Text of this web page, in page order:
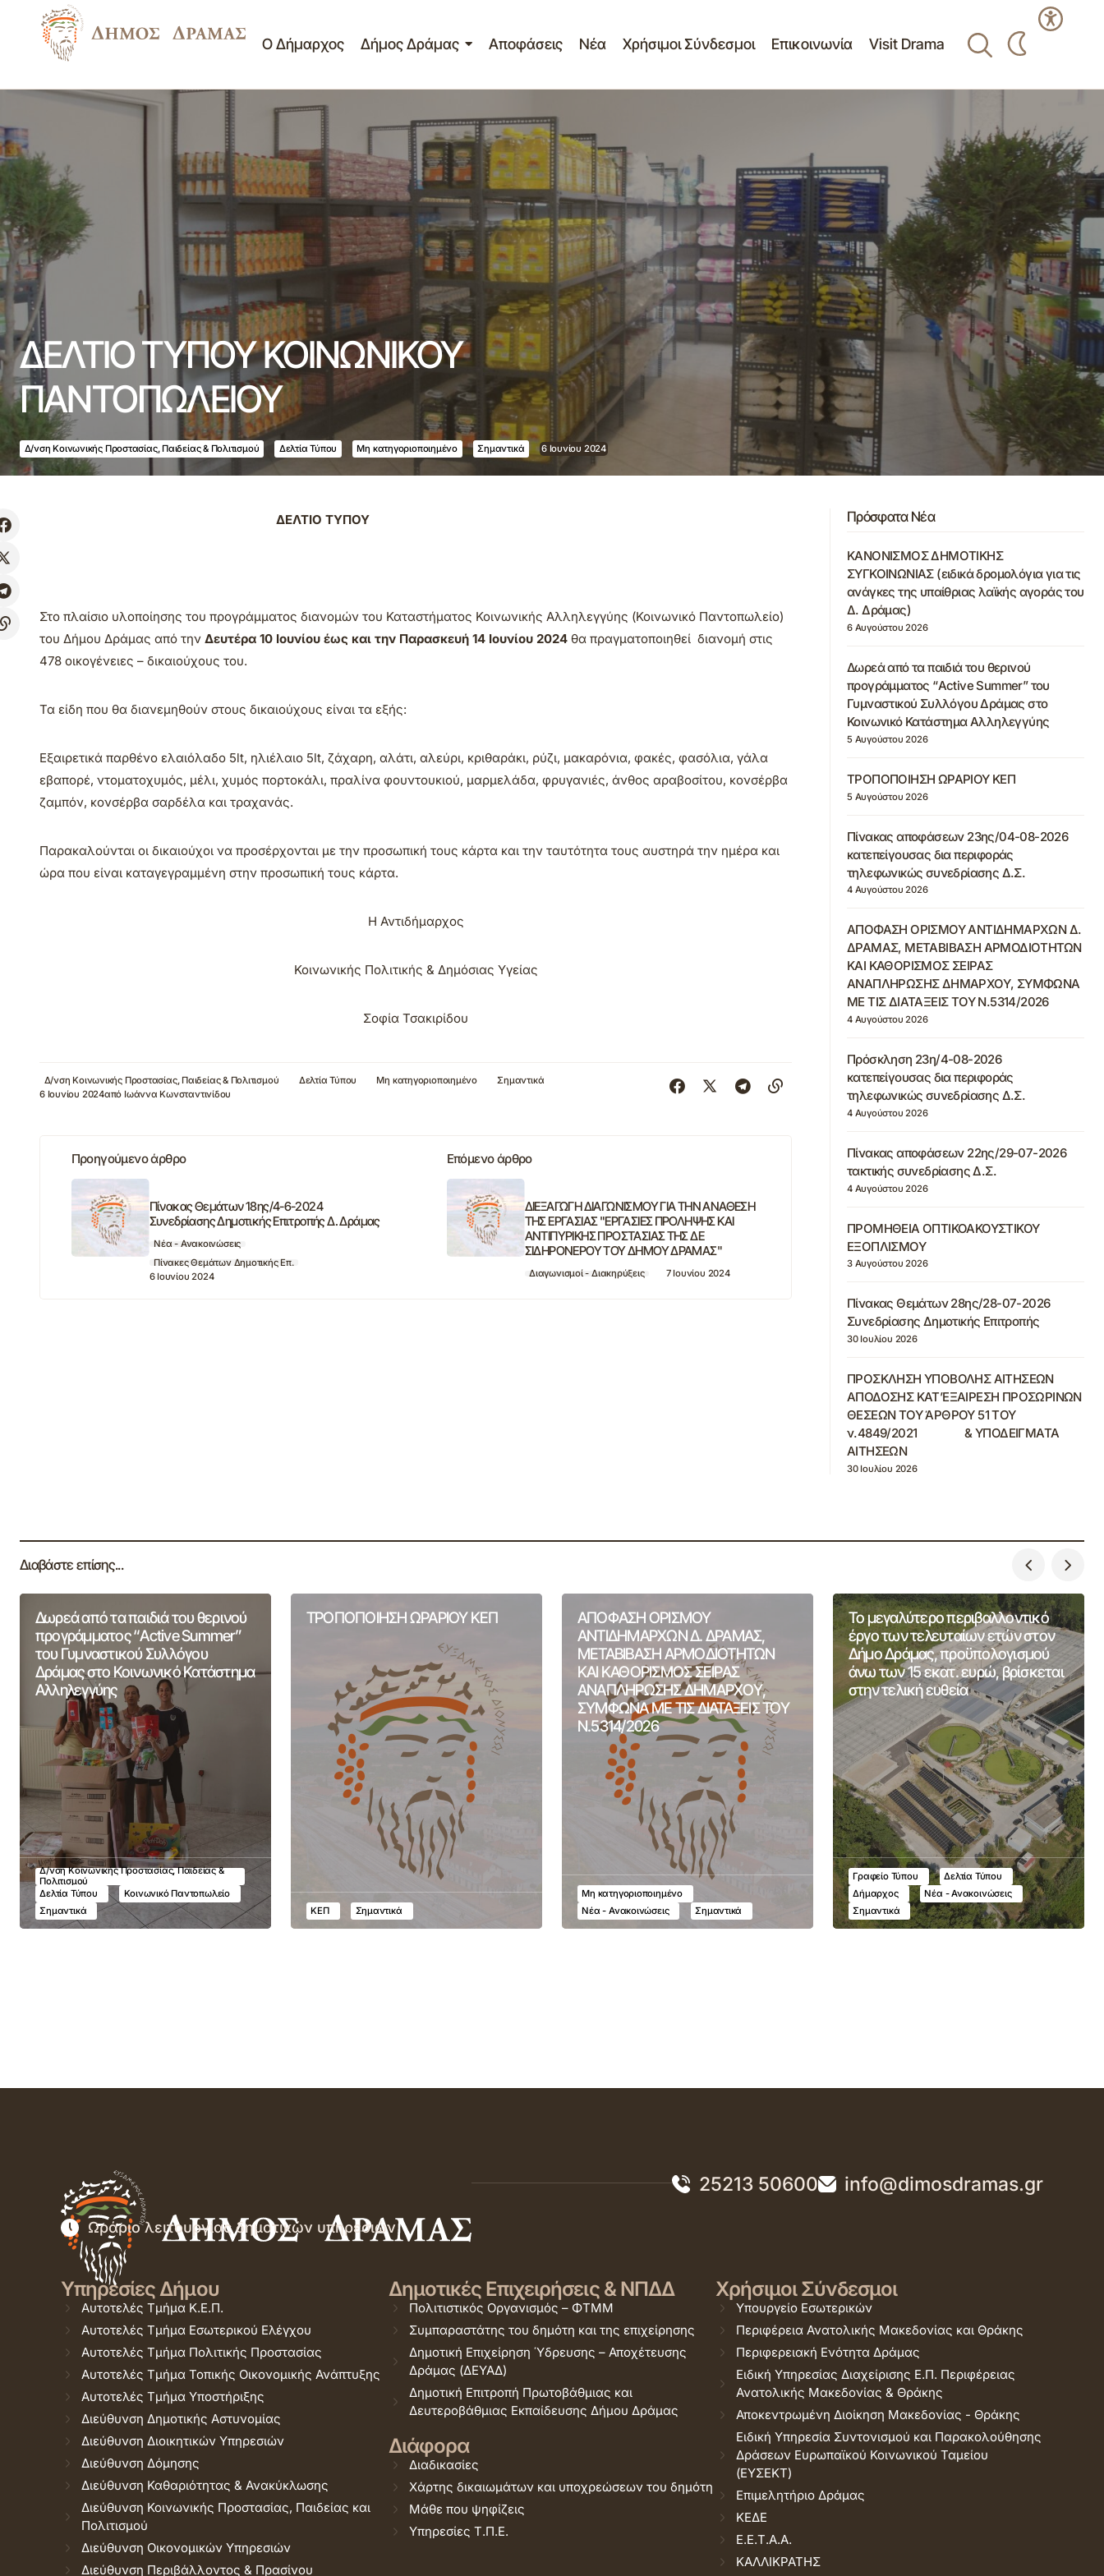
Ο Δήμαρχος Δήμος Δράμας Αποφάσεις Νέα Χρήσιμοι Σύνδεσμοι Επικοινωνία Visit Drama
Δ/νση Κοινωνικής Προστασίας, Παιδείας & Πολιτισμού
Μη κατηγοριοποιημένο
Σημαντικά
ΠΡΟΣΤΑΣΙΑΣ ΤΗΣ ΔΕ ΣΙΔΗΡΟΝΕΡΟΥ ΤΟΥ
ΔΗΜΟΥ ΔΡΑΜΑΣ"
ΔΕΛΤΙΟ ΤΥΠΟΥ ΚΟΙΝΩΝΙΚΟΥ
ΠΑΝΤΟΠΩΛΕΙΟΥ
Δ/νση Κοινωνικής Προστασίας, Παιδείας & Πολιτισμού Δελτία Τύπου Μη κατηγοριοποιημένο Σημαντικά 6 Ιουνίου 2024
ΔΕΛΤΙΟ ΤΥΠΟΥ
Στο πλαίσιο υλοποίησης του προγράμματος διανομών του Καταστήματος Κοινωνικής Αλληλεγγύης (Κοινωνικό Παντοπωλείο)
του Δήμου Δράμας από την Δευτέρα 10 Ιουνίου έως και την Παρασκευή 14 Ιουνίου 2024 θα πραγματοποιηθεί διανομή στις
478 οικογένειες – δικαιούχους του.
Τα είδη που θα διανεμηθούν στους δικαιούχους είναι τα εξής:
Εξαιρετικά παρθένο ελαιόλαδο 5lt, ηλιέλαιο 5lt, ζάχαρη, αλάτι, αλεύρι, κριθαράκι, ρύζι, μακαρόνια, φακές, φασόλια, γάλα
εβαπορέ, ντοματοχυμός, μέλι, χυμός πορτοκάλι, πραλίνα φουντουκιού, μαρμελάδα, φρυγανιές, άνθος αραβοσίτου, κονσέρβα
ζαμπόν, κονσέρβα σαρδέλα και τραχανάς.
Παρακαλούνται οι δικαιούχοι να προσέρχονται με την προσωπική τους κάρτα και την ταυτότητα τους αυστηρά την ημέρα και
ώρα που είναι καταγεγραμμένη στην προσωπική τους κάρτα.
Η Αντιδήμαρχος
Κοινωνικής Πολιτικής & Δημόσιας Υγείας
Σοφία Τσακιρίδου
Δ/νση Κοινωνικής Προστασίας, Παιδείας & Πολιτισμού Δελτία Τύπου Μη κατηγοριοποιημένο
Σημαντικά
6 Ιουνίου 2024από Ιωάννα Κωνσταντινίδου
Προηγούμενο άρθρο
Πίνακας Θεμάτων 18ης/4-6-2024
Συνεδρίασης Δημοτικής Επιτροπής Δ. Δράμας
Νέα - Ανακοινώσεις
Πίνακες Θεμάτων Δημοτικής Επ.
6 Ιουνίου 2024
Επόμενο άρθρο
ΔΙΕΞΑΓΩΓΗ ΔΙΑΓΩΝΙΣΜΟΥ ΓΙΑ ΤΗΝ ΑΝΑΘΕΣΗ
ΤΗΣ ΕΡΓΑΣΙΑΣ "ΕΡΓΑΣΙΕΣ ΠΡΟΛΗΨΗΣ ΚΑΙ
ΑΝΤΙΠΥΡΙΚΗΣ ΠΡΟΣΤΑΣΙΑΣ ΤΗΣ ΔΕ
ΣΙΔΗΡΟΝΕΡΟΥ ΤΟΥ ΔΗΜΟΥ ΔΡΑΜΑΣ"
Διαγωνισμοί - Διακηρύξεις 7 Ιουνίου 2024
Πρόσφατα Νέα
ΚΑΝΟΝΙΣΜΟΣ ΔΗΜΟΤΙΚΗΣ
ΣΥΓΚΟΙΝΩΝΙΑΣ (ειδικά δρομολόγια για τις
ανάγκες της υπαίθριας λαϊκής αγοράς του
Δ. Δράμας)
6 Αυγούστου 2026
Δωρεά από τα παιδιά του θερινού
προγράμματος “Active Summer” του
Γυμναστικού Συλλόγου Δράμας στο
Κοινωνικό Κατάστημα Αλληλεγγύης
5 Αυγούστου 2026
ΤΡΟΠΟΠΟΙΗΣΗ ΩΡΑΡΙΟΥ ΚΕΠ
5 Αυγούστου 2026
Πίνακας αποφάσεων 23ης/04-08-2026
κατεπείγουσας δια περιφοράς
τηλεφωνικώς συνεδρίασης Δ.Σ.
4 Αυγούστου 2026
ΑΠΟΦΑΣΗ ΟΡΙΣΜΟΥ ΑΝΤΙΔΗΜΑΡΧΩΝ Δ.
ΔΡΑΜΑΣ, ΜΕΤΑΒΙΒΑΣΗ ΑΡΜΟΔΙΟΤΗΤΩΝ
ΚΑΙ ΚΑΘΟΡΙΣΜΟΣ ΣΕΙΡΑΣ
ΑΝΑΠΛΗΡΩΣΗΣ ΔΗΜΑΡΧΟΥ, ΣΥΜΦΩΝΑ
ΜΕ ΤΙΣ ΔΙΑΤΑΞΕΙΣ ΤΟΥ Ν.5314/2026
4 Αυγούστου 2026
Πρόσκληση 23η/4-08-2026
κατεπείγουσας δια περιφοράς
τηλεφωνικώς συνεδρίασης Δ.Σ.
4 Αυγούστου 2026
Πίνακας αποφάσεων 22ης/29-07-2026
τακτικής συνεδρίασης Δ.Σ.
4 Αυγούστου 2026
ΠΡΟΜΗΘΕΙΑ ΟΠΤΙΚΟΑΚΟΥΣΤΙΚΟΥ
ΕΞΟΠΛΙΣΜΟΥ
3 Αυγούστου 2026
Πίνακας Θεμάτων 28ης/28-07-2026
Συνεδρίασης Δημοτικής Επιτροπής
30 Ιουλίου 2026
ΠΡΟΣΚΛΗΣΗ ΥΠΟΒΟΛΗΣ ΑΙΤΗΣΕΩΝ
ΑΠΟΔΟΣΗΣ ΚΑΤ’ΕΞΑΙΡΕΣΗ ΠΡΟΣΩΡΙΝΩΝ
ΘΕΣΕΩΝ ΤΟΥ ΆΡΘΡΟΥ 51 ΤΟΥ
ν.4849/2021 & ΥΠΟΔΕΙΓΜΑΤΑ
ΑΙΤΗΣΕΩΝ
30 Ιουλίου 2026
Διαβάστε επίσης...
Δωρεά από τα παιδιά του θερινού
προγράμματος “Active Summer”
του Γυμναστικού Συλλόγου
Δράμας στο Κοινωνικό Κατάστημα
Αλληλεγγύης
Δ/νση Κοινωνικής Προστασίας, Παιδείας &
Πολιτισμού
Δελτία Τύπου
Κοινωνικό Παντοπωλείο
Σημαντικά
ΤΡΟΠΟΠΟΙΗΣΗ ΩΡΑΡΙΟΥ ΚΕΠ
ΚΕΠ Σημαντικά
ΑΠΟΦΑΣΗ ΟΡΙΣΜΟΥ
ΑΝΤΙΔΗΜΑΡΧΩΝ Δ. ΔΡΑΜΑΣ,
ΜΕΤΑΒΙΒΑΣΗ ΑΡΜΟΔΙΟΤΗΤΩΝ
ΚΑΙ ΚΑΘΟΡΙΣΜΟΣ ΣΕΙΡΑΣ
ΑΝΑΠΛΗΡΩΣΗΣ ΔΗΜΑΡΧΟΥ,
ΣΥΜΦΩΝΑ ΜΕ ΤΙΣ ΔΙΑΤΑΞΕΙΣ ΤΟΥ
Ν.5314/2026
Μη κατηγοριοποιημένο
Νέα - Ανακοινώσεις
Σημαντικά
Το μεγαλύτερο περιβαλλοντικό
έργο των τελευταίων ετών στον
Δήμο Δράμας, προϋπολογισμού
άνω των 15 εκατ. ευρώ, βρίσκεται
στην τελική ευθεία
Γραφείο Τύπου
Δελτία Τύπου
Δήμαρχος
Νέα - Ανακοινώσεις
Σημαντικά
25213 50600 info@dimosdramas.gr
Ωράριο λειτουργίας δημοτικών υπηρεσιών
Υπηρεσίες Δήμου
Αυτοτελές Τμήμα Κ.Ε.Π.
Αυτοτελές Τμήμα Εσωτερικού Ελέγχου
Αυτοτελές Τμήμα Πολιτικής Προστασίας
Αυτοτελές Τμήμα Τοπικής Οικονομικής Ανάπτυξης
Αυτοτελές Τμήμα Υποστήριξης
Διεύθυνση Δημοτικής Αστυνομίας
Διεύθυνση Διοικητικών Υπηρεσιών
Διεύθυνση Δόμησης
Διεύθυνση Καθαριότητας & Ανακύκλωσης
Διεύθυνση Κοινωνικής Προστασίας, Παιδείας και
Πολιτισμού
Διεύθυνση Οικονομικών Υπηρεσιών
Διεύθυνση Περιβάλλοντος & Πρασίνου
Δημοτικές Επιχειρήσεις & ΝΠΔΔ
Πολιτιστικός Οργανισμός – ΦΤΜΜ
Συμπαραστάτης του δημότη και της επιχείρησης
Δημοτική Επιχείρηση Ύδρευσης – Αποχέτευσης
Δράμας (ΔΕΥΑΔ)
Δημοτική Επιτροπή Πρωτοβάθμιας και
Δευτεροβάθμιας Εκπαίδευσης Δήμου Δράμας
Διάφορα
Διαδικασίες
Χάρτης δικαιωμάτων και υποχρεώσεων του δημότη
Μάθε που ψηφίζεις
Υπηρεσίες Τ.Π.Ε.
Χρήσιμοι Σύνδεσμοι
Υπουργείο Εσωτερικών
Περιφέρεια Ανατολικής Μακεδονίας και Θράκης
Περιφερειακή Ενότητα Δράμας
Ειδική Υπηρεσίας Διαχείρισης Ε.Π. Περιφέρειας
Ανατολικής Μακεδονίας & Θράκης
Αποκεντρωμένη Διοίκηση Μακεδονίας - Θράκης
Ειδική Υπηρεσία Συντονισμού και Παρακολούθησης
Δράσεων Ευρωπαϊκού Κοινωνικού Ταμείου
(ΕΥΣΕΚΤ)
Επιμελητήριο Δράμας
ΚΕΔΕ
Ε.Ε.Τ.Α.Α.
ΚΑΛΛΙΚΡΑΤΗΣ